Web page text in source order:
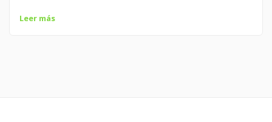
Leer más